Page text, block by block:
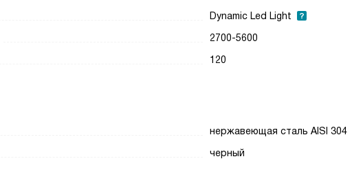
Dynamic Led Light
2700-5600
120
нержавеющая сталь AISI 304
черный